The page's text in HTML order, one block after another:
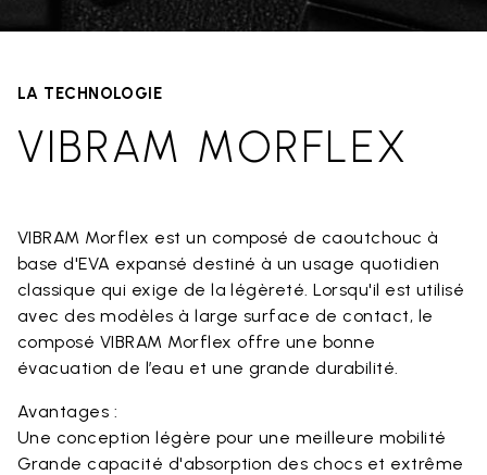
LA TECHNOLOGIE
VIBRAM MORFLEX
VIBRAM Morflex est un composé de caoutchouc à
base d'EVA expansé destiné à un usage quotidien
classique qui exige de la légèreté. Lorsqu'il est utilisé
avec des modèles à large surface de contact, le
composé VIBRAM Morflex offre une bonne
évacuation de l’eau et une grande durabilité.
Avantages :
Une conception légère pour une meilleure mobilité
Grande capacité d'absorption des chocs et extrême